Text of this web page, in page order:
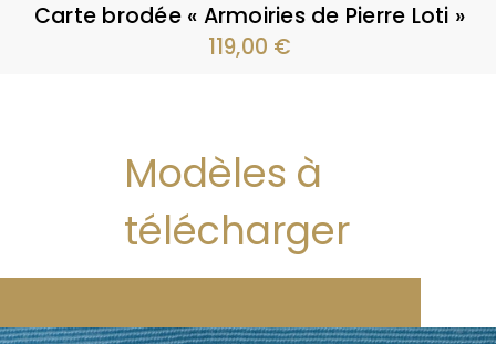
Carte brodée « Armoiries de Pierre Loti »
119,00 €
Modèles à
télécharger